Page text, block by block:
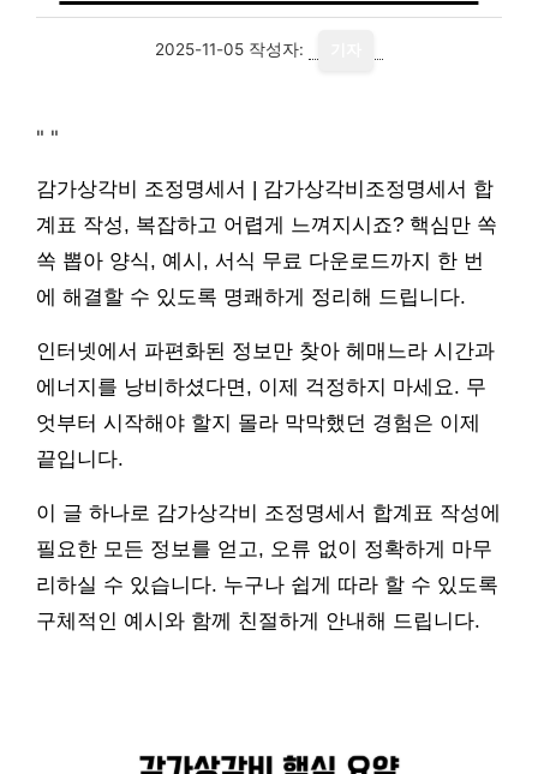
2025-11-05 작성자:
" "
감가상각비 조정명세서 | 감가상각비조정명세서 합
계표 작성, 복잡하고 어렵게 느껴지시죠? 핵심만 쏙
쏙 뽑아 양식, 예시, 서식 무료 다운로드까지 한 번
에 해결할 수 있도록 명쾌하게 정리해 드립니다.
인터넷에서 파편화된 정보만 찾아 헤매느라 시간과
에너지를 낭비하셨다면, 이제 걱정하지 마세요. 무
엇부터 시작해야 할지 몰라 막막했던 경험은 이제
끝입니다.
이 글 하나로 감가상각비 조정명세서 합계표 작성에
필요한 모든 정보를 얻고, 오류 없이 정확하게 마무
리하실 수 있습니다. 누구나 쉽게 따라 할 수 있도록
구체적인 예시와 함께 친절하게 안내해 드립니다.